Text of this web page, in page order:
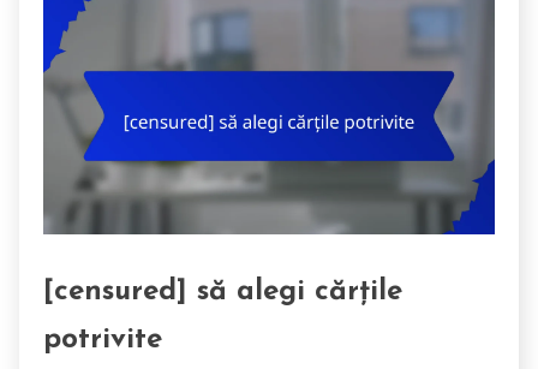
[censured] să alegi cărțile
potrivite